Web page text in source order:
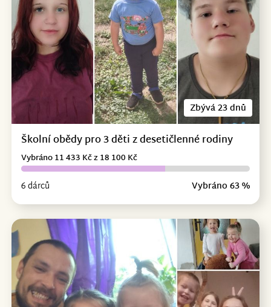
Zbývá 23 dnů
Školní obědy pro 3 děti z desetičlenné rodiny
6 dárců Vybráno 63 %
Vybráno 11 433 Kč z 18 100 Kč